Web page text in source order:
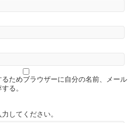
ためブラウザーに自分の名前、メール
る。
してください。